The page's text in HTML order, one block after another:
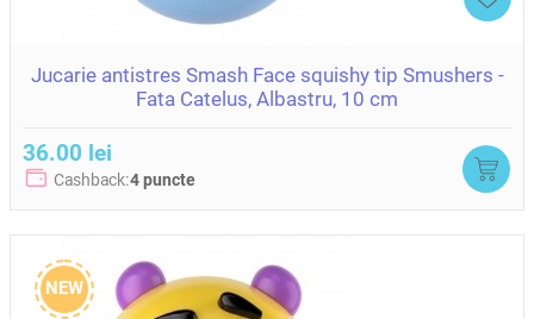
Jucarie antistres Smash Face squishy tip Smushers -
Fata Catelus, Albastru, 10 cm
36.00 lei
Cashback:4 puncte
NEW